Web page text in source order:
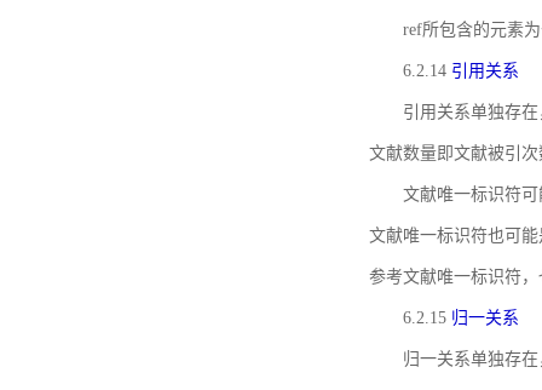
ref所包含的元素
6.2.14 引用关系
引用关系单独存
文献数量即文献被引
文献唯一标识符
文献唯一标识符也可
参考文献唯一标识符
6.2.15 归一关系
归一关系单独存